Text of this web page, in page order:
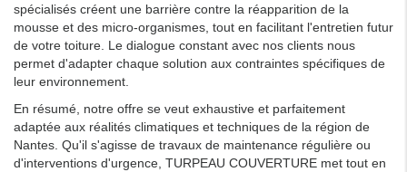
spécialisés créent une barrière contre la réapparition de la
mousse et des micro-organismes, tout en facilitant l'entretien futur
de votre toiture. Le dialogue constant avec nos clients nous
permet d'adapter chaque solution aux contraintes spécifiques de
leur environnement.
En résumé, notre offre se veut exhaustive et parfaitement
adaptée aux réalités climatiques et techniques de la région de
Nantes. Qu'il s'agisse de travaux de maintenance régulière ou
d'interventions d'urgence, TURPEAU COUVERTURE met tout en